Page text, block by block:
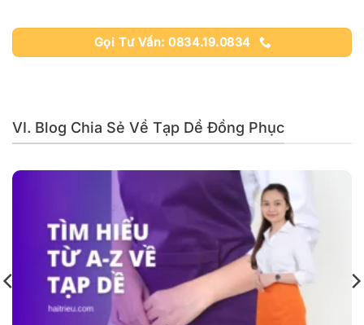
Gọi Tư Vấn: 0834.19.0834
VI. Blog Chia Sẻ Về Tạp Dề Đồng Phục